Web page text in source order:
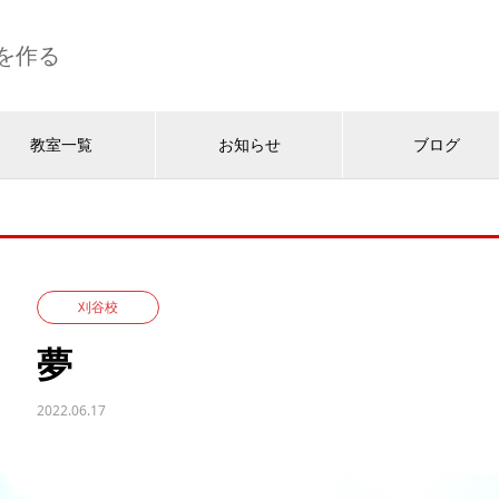
作る
教室一覧 お知らせ ブログ
刈谷校
夢
2022.06.17